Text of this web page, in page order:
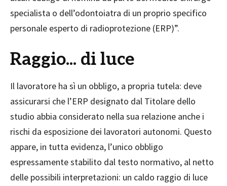
specialista o dell’odontoiatra di un proprio specifico
personale esperto di radioprotezione (ERP)”.
Raggio... di luce
Il lavoratore ha sì un obbligo, a propria tutela: deve
assicurarsi che l’ERP designato dal Titolare dello
studio abbia considerato nella sua relazione anche i
rischi da esposizione dei lavoratori autonomi. Questo
appare, in tutta evidenza, l’unico obbligo
espressamente stabilito dal testo normativo, al netto
delle possibili interpretazioni: un caldo raggio di luce